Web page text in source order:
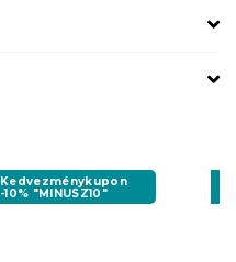
Kedvezménykupon
-10% "MINUSZ10"